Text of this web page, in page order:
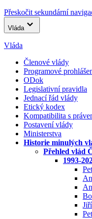
Přeskočit sekundární
Vláda
Vláda
Členové vlády
Programové
ODok
Legislativní pravidla
Jednací řád vlády
Etický kodex
Kompatibilita s
Postavení vlády
Ministerstva
Historie minulých
Přehled vlád
1993-